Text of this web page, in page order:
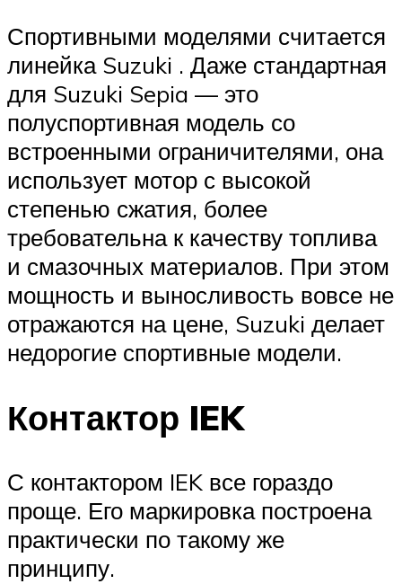
Спортивными моделями считается
линейка Suzuki . Даже стандартная
для Suzuki Sepia — это
полуспортивная модель со
встроенными ограничителями, она
использует мотор с высокой
степенью сжатия, более
требовательна к качеству топлива
и смазочных материалов. При этом
мощность и выносливость вовсе не
отражаются на цене, Suzuki делает
недорогие спортивные модели.
Контактор IEK
С контактором IEK все гораздо
проще. Его маркировка построена
практически по такому же
принципу.